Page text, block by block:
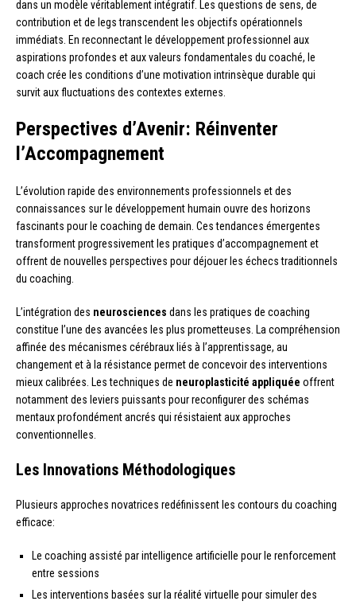
dans un modèle véritablement intégratif. Les questions de sens, de
contribution et de legs transcendent les objectifs opérationnels
immédiats. En reconnectant le développement professionnel aux
aspirations profondes et aux valeurs fondamentales du coaché, le
coach crée les conditions d’une motivation intrinsèque durable qui
survit aux fluctuations des contextes externes.
Perspectives d’Avenir: Réinventer
l’Accompagnement
L’évolution rapide des environnements professionnels et des
connaissances sur le développement humain ouvre des horizons
fascinants pour le coaching de demain. Ces tendances émergentes
transforment progressivement les pratiques d’accompagnement et
offrent de nouvelles perspectives pour déjouer les échecs traditionnels
du coaching.
L’intégration des neurosciences dans les pratiques de coaching
constitue l’une des avancées les plus prometteuses. La compréhension
affinée des mécanismes cérébraux liés à l’apprentissage, au
changement et à la résistance permet de concevoir des interventions
mieux calibrées. Les techniques de neuroplasticité appliquée offrent
notamment des leviers puissants pour reconfigurer des schémas
mentaux profondément ancrés qui résistaient aux approches
conventionnelles.
Les Innovations Méthodologiques
Plusieurs approches novatrices redéfinissent les contours du coaching
efficace:
Le coaching assisté par intelligence artificielle pour le renforcement
entre sessions
Les interventions basées sur la réalité virtuelle pour simuler des